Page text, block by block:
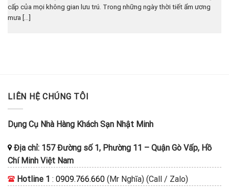
cấp của mọi không gian lưu trú. Trong những ngày thời tiết ẩm ương
mưa [...]
LIÊN HỆ CHÚNG TÔI
Dụng Cụ Nhà Hàng Khách Sạn Nhật Minh
Địa chỉ: 157 Đường số 1, Phường 11 – Quận Gò Vấp, Hồ
Chí Minh Việt Nam
Hotline 1 : 0909.766.660 (Mr Nghĩa) (Call / Zalo)